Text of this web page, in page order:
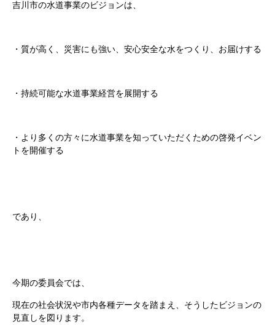
吉川市の水道事業のビジョンは、
・質が高く、災害にも強い、安心安全な水をつくり、お届けする
・持続可能な水道事業経営を展開する
・より多くの方々に水道事業を知っていただくための啓発イベン
トを開催する
であり、
今期の委員会では、
現在の社会状況や市内各種データを踏まえ、そうしたビジョンの
見直しを図ります。